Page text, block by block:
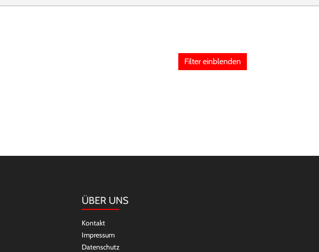
Filter einblenden
ÜBER UNS
Kontakt
Impressum
Datenschutz